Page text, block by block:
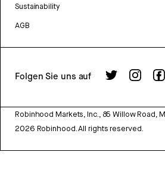
Sustainability
AGB
Folgen Sie uns auf
Robinhood Markets, Inc., 85 Willow Road,
2026 Robinhood. All rights reserved.